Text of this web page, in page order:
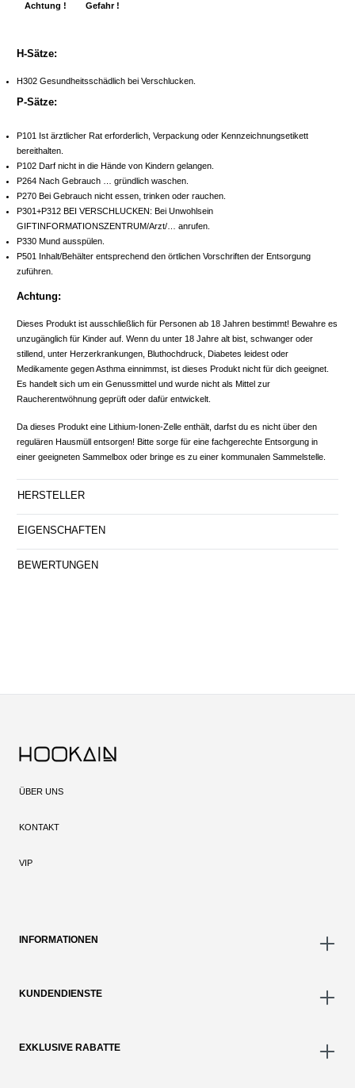
Achtung ! Gefahr !
H-Sätze:
H302 Gesundheitsschädlich bei Verschlucken.
P-Sätze:
P101 Ist ärztlicher Rat erforderlich, Verpackung oder Kennzeichnungsetikett
bereithalten.
P102 Darf nicht in die Hände von Kindern gelangen.
P264 Nach Gebrauch … gründlich waschen.
P270 Bei Gebrauch nicht essen, trinken oder rauchen.
P301+P312 BEI VERSCHLUCKEN: Bei Unwohlsein
GIFTINFORMATIONSZENTRUM/Arzt/… anrufen.
P330 Mund ausspülen.
P501 Inhalt/Behälter entsprechend den örtlichen Vorschriften der Entsorgung
zuführen.
Achtung:
Dieses Produkt ist ausschließlich für Personen ab 18 Jahren bestimmt! Bewahre es
unzugänglich für Kinder auf. Wenn du unter 18 Jahre alt bist, schwanger oder
stillend, unter Herzerkrankungen, Bluthochdruck, Diabetes leidest oder
Medikamente gegen Asthma einnimmst, ist dieses Produkt nicht für dich geeignet.
Es handelt sich um ein Genussmittel und wurde nicht als Mittel zur
Raucherentwöhnung geprüft oder dafür entwickelt.
Da dieses Produkt eine Lithium-Ionen-Zelle enthält, darfst du es nicht über den
regulären Hausmüll entsorgen! Bitte sorge für eine fachgerechte Entsorgung in
einer geeigneten Sammelbox oder bringe es zu einer kommunalen Sammelstelle.
HERSTELLER
EIGENSCHAFTEN
BEWERTUNGEN
ÜBER UNS
KONTAKT
VIP
INFORMATIONEN
KUNDENDIENSTE
EXKLUSIVE RABATTE